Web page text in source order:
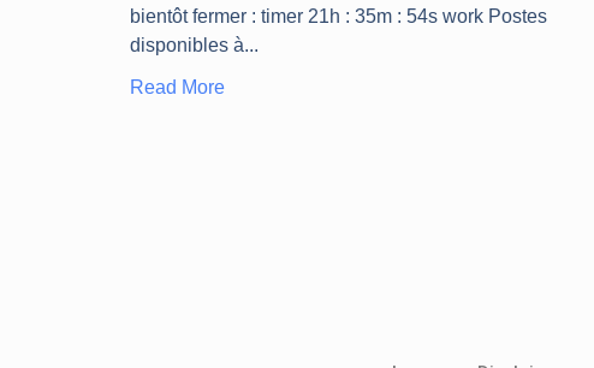
bientôt fermer : timer 21h : 35m : 54s work Postes
disponibles à
Read More